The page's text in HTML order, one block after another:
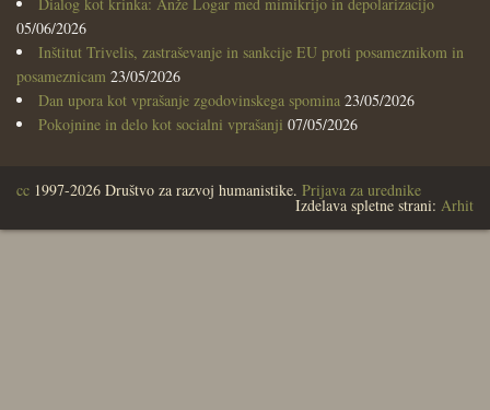
05/06/2026
Inštitut Trivelis, zastraševanje in sankcije EU proti posameznikom in
posameznicam 23/05/2026
Dan upora kot vprašanje zgodovinskega spomina 23/05/2026
Pokojnine in delo kot socialni vprašanji 07/05/2026
cc 1997-2026 Društvo za razvoj humanistike. Prijava za urednike
Izdelava spletne strani: Arhit